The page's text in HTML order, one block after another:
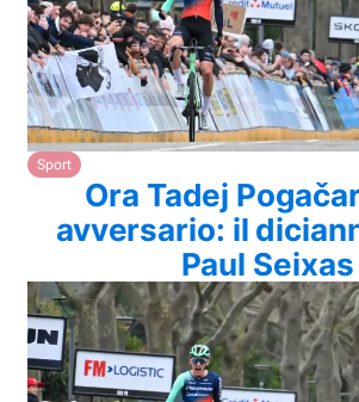
Sport
Ora Tadej
avversario: il
Paul Seixas